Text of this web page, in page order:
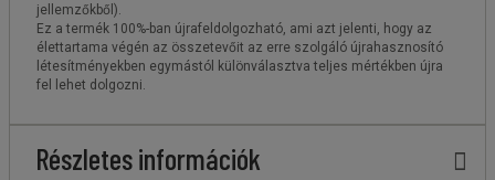
jellemzőkből).
Ez a termék 100%-ban újrafeldolgozható, ami azt jelenti, hogy az
élettartama végén az összetevőit az erre szolgáló újrahasznosító
létesítményekben egymástól különválasztva teljes mértékben újra
fel lehet dolgozni.
Részletes információk